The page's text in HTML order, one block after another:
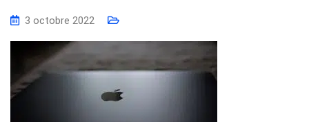
3 octobre 2022